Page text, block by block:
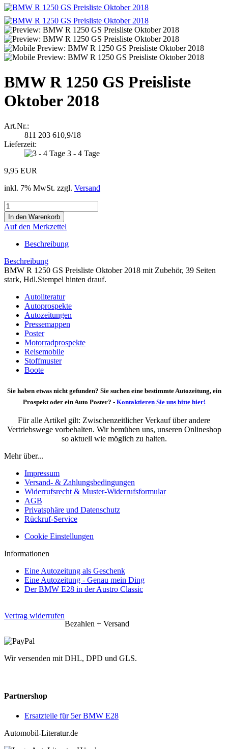
BMW R 1250 GS Preisliste
Oktober 2018
Art.Nr.:
811 203 610,9/18
Lieferzeit:
3 - 4 Tage
9,95 EUR
inkl. 7% MwSt. zzgl. Versand
Auf den Merkzettel
Beschreibung
Beschreibung
BMW R 1250 GS Preisliste Oktober 2018 mit Zubehör, 39 Seiten
stark, Hdl.Stempel hinten drauf.
Autoliteratur
Autoprospekte
Autozeitungen
Pressemappen
Poster
Motorradprospekte
Reisemobile
Stoffmuster
Boote
Sie haben etwas nicht gefunden? Sie suchen eine bestimmte Autozeitung, ein
Prospekt oder ein Auto Poster? - Kontaktieren Sie uns bitte hier!
Für alle Artikel gilt: Zwischenzeitlicher Verkauf über andere
Vertriebswege vorbehalten. Wir bemühen uns, unseren Onlineshop
so aktuell wie möglich zu halten.
Mehr über...
Impressum
Versand- & Zahlungsbedingungen
Widerrufsrecht & Muster-Widerrufsformular
AGB
Privatsphäre und Datenschutz
Rückruf-Service
Cookie Einstellungen
Informationen
Eine Autozeitung als Geschenk
Eine Autozeitung - Genau mein Ding
Der BMW E28 in der Austro Classic
Vertrag widerrufen
Bezahlen + Versand
Wir versenden mit DHL, DPD und GLS.
Partnershop
Ersatzteile für 5er BMW E28
Automobil-Literatur.de